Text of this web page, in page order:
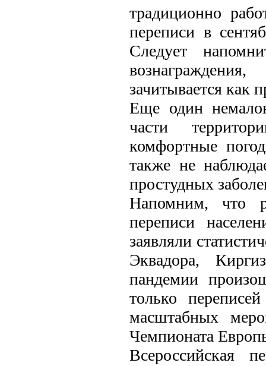
традиционно
переписи в
Следует
зачитывается как
Еще один
части
комфортные
также не
простудных
Напомним, что
переписи
заявляли
Эквадора,
пандемии
только
масштабных
Чемпионата
Всероссийская